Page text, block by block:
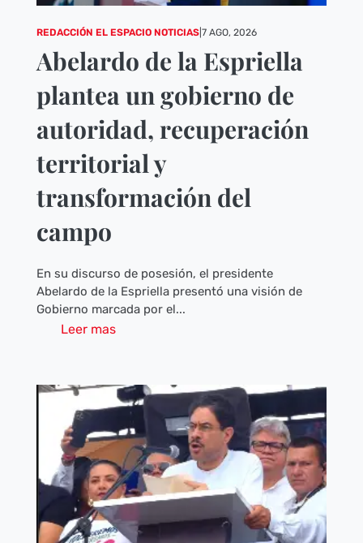
REDACCIÓN EL ESPACIO NOTICIAS| 7 AGO, 2026
Abelardo de la Espriella
plantea un gobierno de
autoridad, recuperación
territorial y
transformación del
campo
En su discurso de posesión, el presidente
Abelardo de la Espriella presentó una visión de
Gobierno marcada por el...
Leer mas